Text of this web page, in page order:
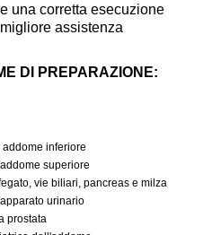
una corretta esecuzione
assistenza
DI PREPARAZIONE:
inferiore
superiore
vie biliari, pancreas e milza
urinario
prostata